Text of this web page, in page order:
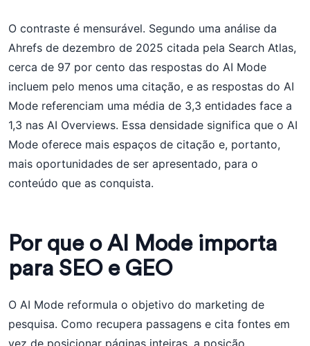
O contraste é mensurável. Segundo uma análise da
Ahrefs de dezembro de 2025 citada pela Search Atlas,
cerca de 97 por cento das respostas do AI Mode
incluem pelo menos uma citação, e as respostas do AI
Mode referenciam uma média de 3,3 entidades face a
1,3 nas AI Overviews. Essa densidade significa que o AI
Mode oferece mais espaços de citação e, portanto,
mais oportunidades de ser apresentado, para o
conteúdo que as conquista.
Por que o AI Mode importa
para SEO e GEO
O AI Mode reformula o objetivo do marketing de
pesquisa. Como recupera passagens e cita fontes em
vez de posicionar páginas inteiras, a posição